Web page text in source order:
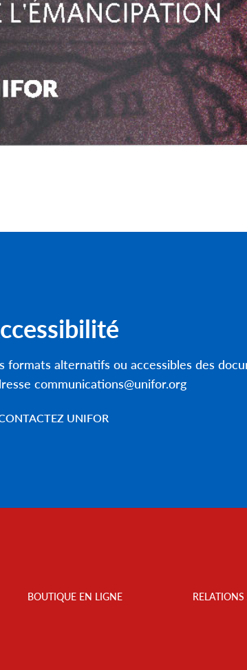
formats alternatifs ou accessibles des
communications@unifor.org
UNIFOR
BOUTIQUE EN LIGNE